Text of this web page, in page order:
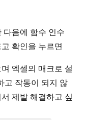
다음에 함수 인수
확인을 누르면
엑셀의 매크로 설
고 작동이 되지 않
제발 해결하고 싶